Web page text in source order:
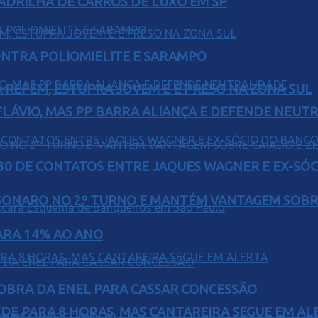
ESTUPRA JOVEM E É PRESO NA ZONA SUL
NO 2º TURNO E MANTÉM VANTAGEM
PARA 8 HORAS, MAS CANTAREIRA SEGUE EM
POLIOMIELITE E SARAMPO
MAS PP BARRA ALIANÇA E DEFENDE
DE CONTATOS ENTRE JAQUES WAGNER E EX-
14% AO ANO
DA ENEL PARA CASSAR CONCESSÃO